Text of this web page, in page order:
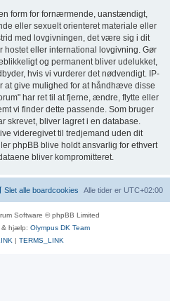
form for fornærmende, uanstændigt,
eller sexuelt orienteret materiale eller
med lovgivningen, det være sig i dit
hostet eller international lovgivning. Gør
og permanent bliver udelukket,
hvis vi vurderer det nødvendigt. IP-
give mulighed for at håndhæve disse
har ret til at fjerne, ændre, flytte eller
vi finder dette passende. Som bruger
skrevet, bliver lagret i en database.
videregivet til tredjemand uden dit
phpBB blive holdt ansvarlig for ethvert
bliver kompromitteret.
Alle tider er UTC+02:00
Slet alle boardcookies
Software © phpBB Limited
& hjælp: Olympus DK Team
| TERMS_LINK